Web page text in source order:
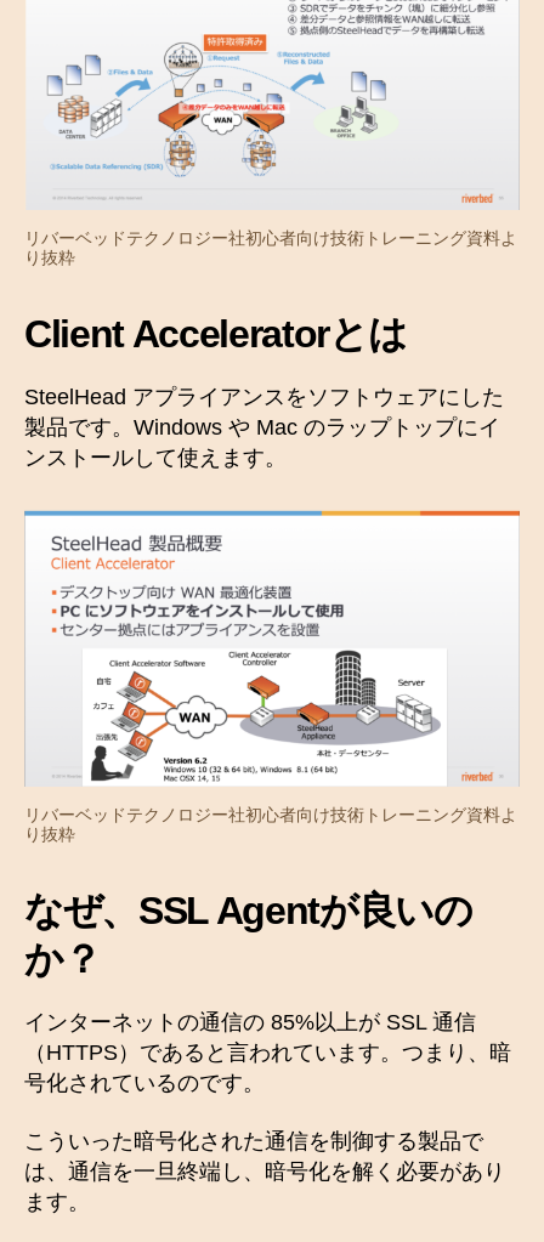
リバーベッドテクノロジー社初心者向け技術トレーニング資料よ
り抜粋
Client Acceleratorとは
SteelHead アプライアンスをソフトウェアにした
製品です。Windows や Mac のラップトップにイ
ンストールして使えます。
リバーベッドテクノロジー社初心者向け技術トレーニング資料よ
り抜粋
なぜ、SSL Agentが良いの
か？
インターネットの通信の 85%以上が SSL 通信
（HTTPS）であると言われています。つまり、暗
号化されているのです。
こういった暗号化された通信を制御する製品で
は、通信を一旦終端し、暗号化を解く必要があり
ます。